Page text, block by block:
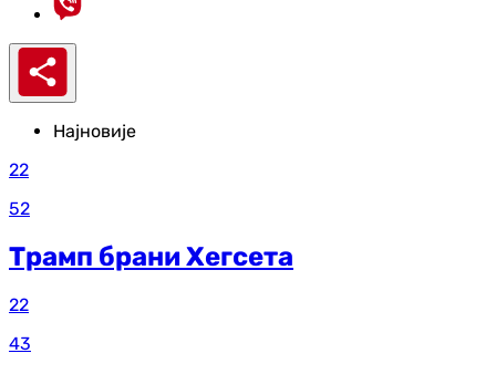
Најновије
22
52
Трамп брани Хегсета
22
43